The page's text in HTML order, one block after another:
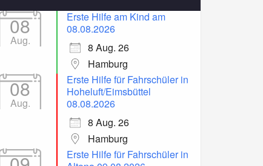
08
Aug.
Erste Hilfe am Kind am
08.08.2026
8 Aug. 26
Hamburg
08
Aug.
Erste Hilfe für Fahrschüler in
Hoheluft/Eimsbüttel
08.08.2026
8 Aug. 26
Hamburg
Erste Hilfe für Fahrschüler in